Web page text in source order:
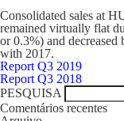
GEDEON
ÁREAS
MEDIA
Consolidated sales at
remained virtually flat
or 0.3%) and
with 2017.
Navegação
de
artigos
Report Q3 2019
Report Q3 2018
PESQUISA
Comentários recentes